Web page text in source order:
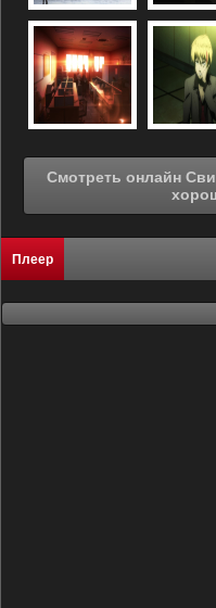
Смотреть онлайн Свиной рамэн из Хакаты (2018) в
Плеер